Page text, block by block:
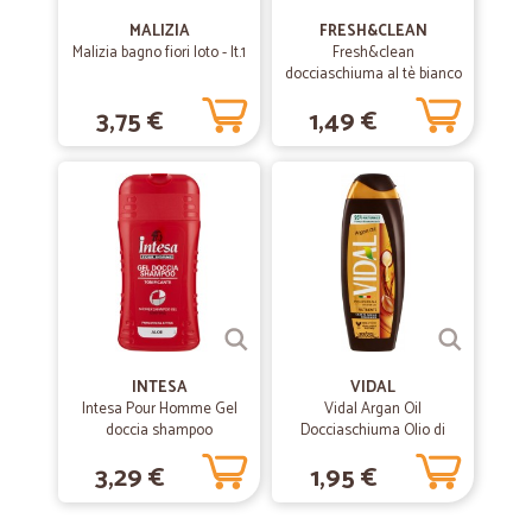
MALIZIA
Malizia bagno fiori loto - lt.1
3,75 €
FRESH&CLEAN
Fresh&clean
docciaschiuma al tè bianco
e bambù - ml.250
1,49 €
INTESA
Intesa Pour Homme Gel
doccia shampoo
tonificante aloe 250 ml.
3,29 €
VIDAL
Vidal Argan Oil
Docciaschiuma Olio di
Argan Biologico 250 ml
1,95 €